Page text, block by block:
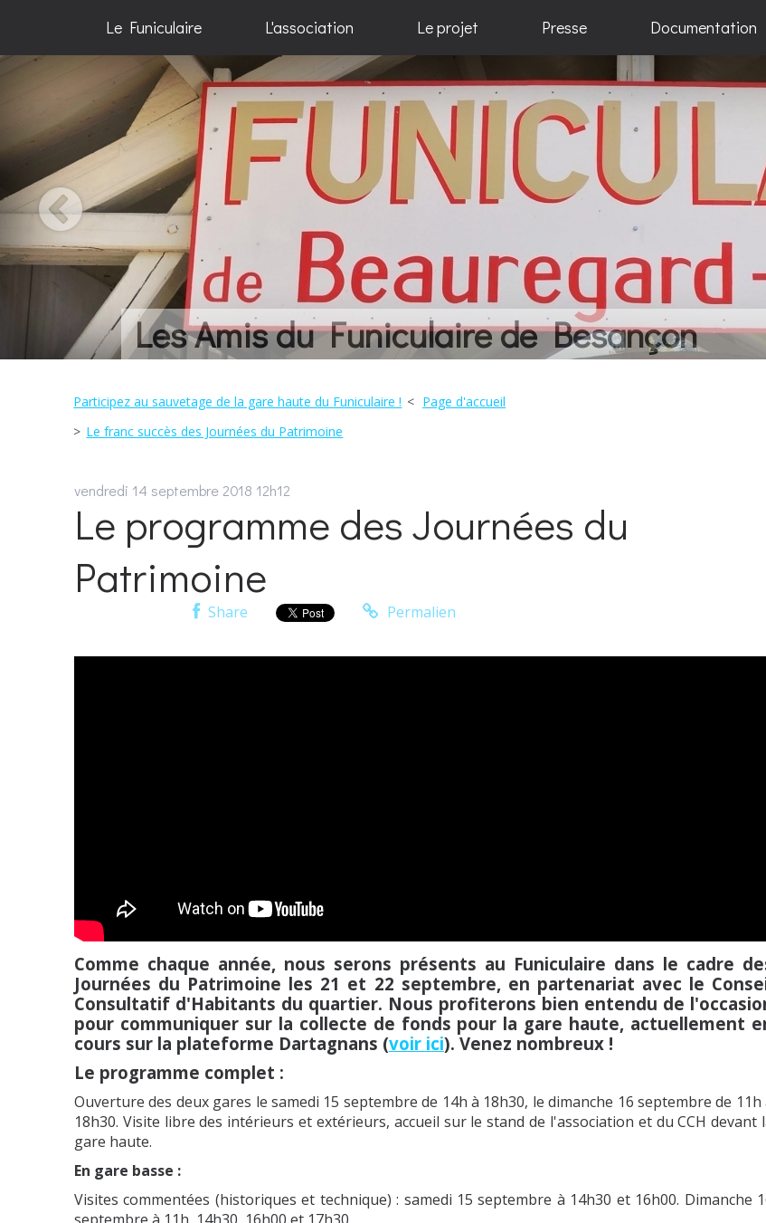
Le Funiculaire L'association Le projet Presse Documentation
Une histoire... Quelques idées...
Participez au sauvetage de la gare haute du Funiculaire !
Page d'accueil
Le franc succès des Journées du Patrimoine
vendredi 14 septembre 2018 12h12
Le programme des Journées du
Patrimoine
Share Permalien
Comme chaque année, nous serons présents au Funiculaire dans le cadre
Journées du Patrimoine les 21 et 22 septembre, en partenariat avec le
Consultatif d'Habitants du quartier. Nous profiterons bien entendu de
pour communiquer sur la collecte de fonds pour la gare haute, actuellement
cours sur la plateforme Dartagnans (voir ici). Venez nombreux !
Le programme complet :
Ouverture des deux gares le samedi 15 septembre de 14h à 18h30, le dimanche 16 septembre de 11h
18h30. Visite libre des intérieurs et extérieurs, accueil sur le stand de l'association et du CCH devant
gare haute.
En gare basse :
Visites commentées (historiques et technique) : samedi 15 septembre à 14h30 et 16h00. Dimanche